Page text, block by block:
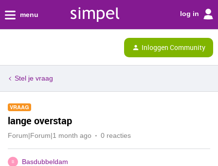
menu log in
Inloggen Community
Stel je vraag
VRAAG
lange overstap
Forum|Forum|1 month ago 0 reacties
B Basdubbeldam